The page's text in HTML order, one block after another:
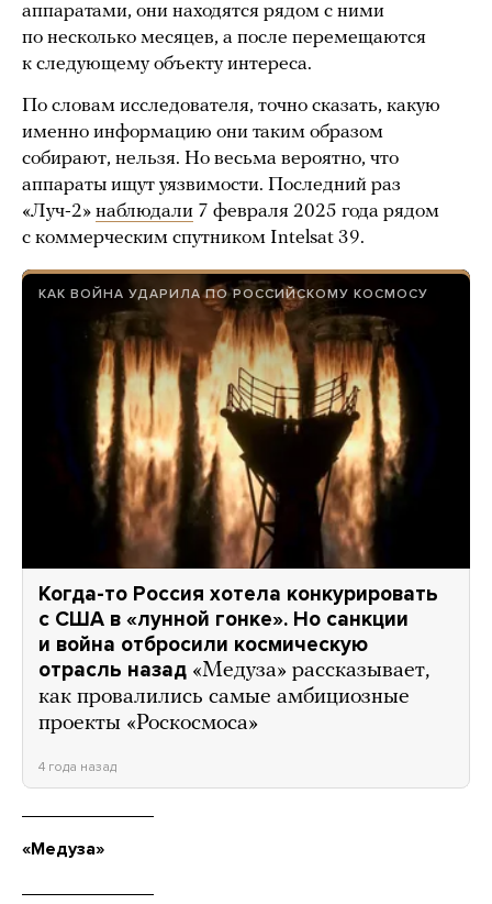
аппаратами, они находятся рядом с ними
по несколько месяцев, а после перемещаются
к следующему объекту интереса.
По словам исследователя, точно сказать, какую
именно информацию они таким образом
собирают, нельзя. Но весьма вероятно, что
аппараты ищут уязвимости. Последний раз
«Луч-2» наблюдали 7 февраля 2025 года рядом
с коммерческим спутником Intelsat 39.
КАК ВОЙНА УДАРИЛА ПО РОССИЙСКОМУ КОСМОСУ
Когда-то Россия хотела конкурировать
с США в «лунной гонке». Но санкции
и война отбросили космическую
отрасль назад «Медуза» рассказывает,
как провалились самые амбициозные
проекты «Роскосмоса»
4 года назад
«Медуза»